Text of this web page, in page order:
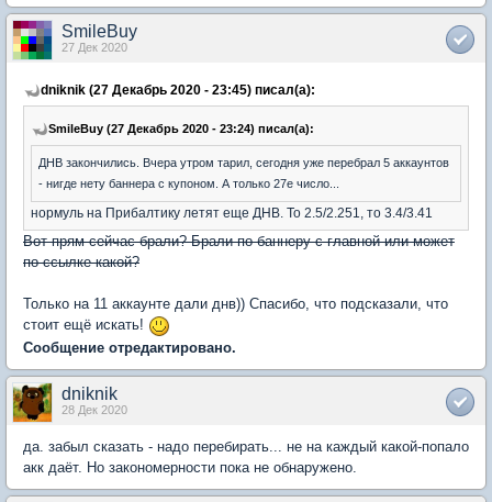
SmileBuy
27 Дек 2020
dniknik (27 Декабрь 2020 - 23:45) писал(а):
SmileBuy (27 Декабрь 2020 - 23:24) писал(а):
ДНВ закончились. Вчера утром тарил, сегодня уже перебрал 5 аккаунтов
- нигде нету баннера с купоном. А только 27е число...
нормуль на Прибалтику летят еще ДНВ. То 2.5/2.251, то 3.4/3.41
Вот прям сейчас брали? Брали по баннеру с главной или может
по ссылке какой?
Только на 11 аккаунте дали днв)) Спасибо, что подсказали, что
стоит ещё искать!
Сообщение отредактировано.
dniknik
28 Дек 2020
да. забыл сказать - надо перебирать... не на каждый какой-попало
акк даёт. Но закономерности пока не обнаружено.